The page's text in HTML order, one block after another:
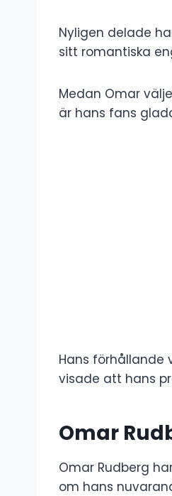
Nyligen delade
sitt romantiska
Medan Omar
är hans fans
Hans förhållande
visade att hans
Omar
Omar Rudberg
om hans